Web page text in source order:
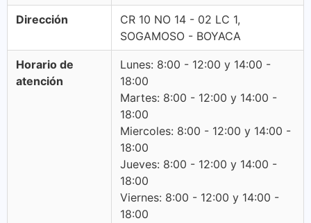
Dirección
CR 10 NO 14 - 02 LC 1,
SOGAMOSO - BOYACA
Horario de
atención
Lunes: 8:00 - 12:00 y 14:00 -
18:00
Martes: 8:00 - 12:00 y 14:00 -
18:00
Miercoles: 8:00 - 12:00 y 14:00 -
18:00
Jueves: 8:00 - 12:00 y 14:00 -
18:00
Viernes: 8:00 - 12:00 y 14:00 -
18:00